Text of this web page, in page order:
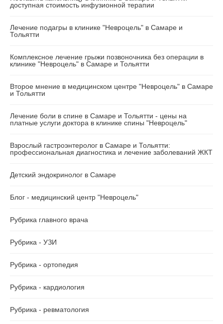
доступная стоимость инфузионной терапии
Лечение подагры в клинике "Невроцель" в Самаре и
Тольятти
Комплексное лечение грыжи позвоночника без операции в
клинике "Невроцель" в Самаре и Тольятти
Второе мнение в медицинском центре "Невроцель" в Самаре
и Тольятти
Лечение боли в спине в Самаре и Тольятти - цены на
платные услуги доктора в клинике спины "Невроцель"
Взрослый гастроэнтеролог в Самаре и Тольятти:
профессиональная диагностика и лечение заболеваний ЖКТ
Детский эндокринолог в Самаре
Блог - медицинский центр "Невроцель"
Рубрика главного врача
Рубрика - УЗИ
Рубрика - ортопедия
Рубрика - кардиология
Рубрика - ревматология